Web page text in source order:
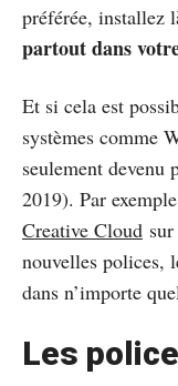
préférée, installez
partout dans
Et si cela est
systèmes comme
seulement devenu
2019). Par
Creative Cloud
nouvelles polices,
dans n’importe
Les